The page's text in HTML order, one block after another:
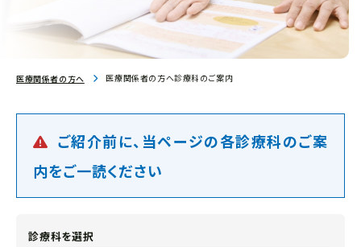
医療関係者の方へ 医療関係者の方へ診療科のご案内
ご紹介前に、当ページの各診療科のご案
内をご一読ください
診療科を選択